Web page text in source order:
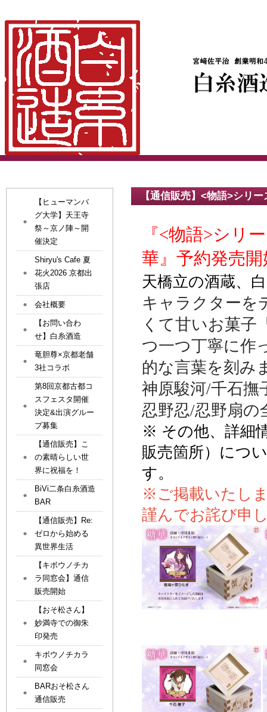
【通信販売】<物語>シリー
『<物語>シリ
華 』予約発売
天橋立の酒蔵、
キャラクターを
くて甘いお菓子
つ一つ丁寧に作
的な言葉を刻み
神原駿河/千石撫
忍野忍/忍野扇の
※ その他、詳細
販売箇所）につ
す。
※ご掲載いたし
謹んでお詫び申
【ヒューマンバ
グ大学】天王寺
祭～京ノ陣～開
催決定
Shiryu's Cafe 夏
花火2026 京都出
張店
会社概要
【お問い合わ
せ】白糸酒造
竜胆尊×京都老舗
3社コラボ
第8回京都古都コ
スフェスタ開催
決定&出演グルー
プ募集
【通信販売】こ
の素晴らしい世
界に祝福を！
BiVi二条白糸酒造
BAR
【通信販売】Re:
ゼロから始める
異世界生活
【キボウノチカ
ラ同窓会】通信
販売開始
【おそ松さん】
妙満寺での御朱
印発売
キボウノチカラ
同窓会
BARおそ松さん
通信販売